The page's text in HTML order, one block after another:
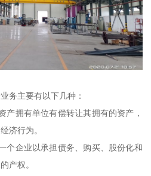
务主要有以下几种：
产拥有单位有偿转让其拥有的资产，
济行为。
个企业以承担债务、购买、股份化和
产权。